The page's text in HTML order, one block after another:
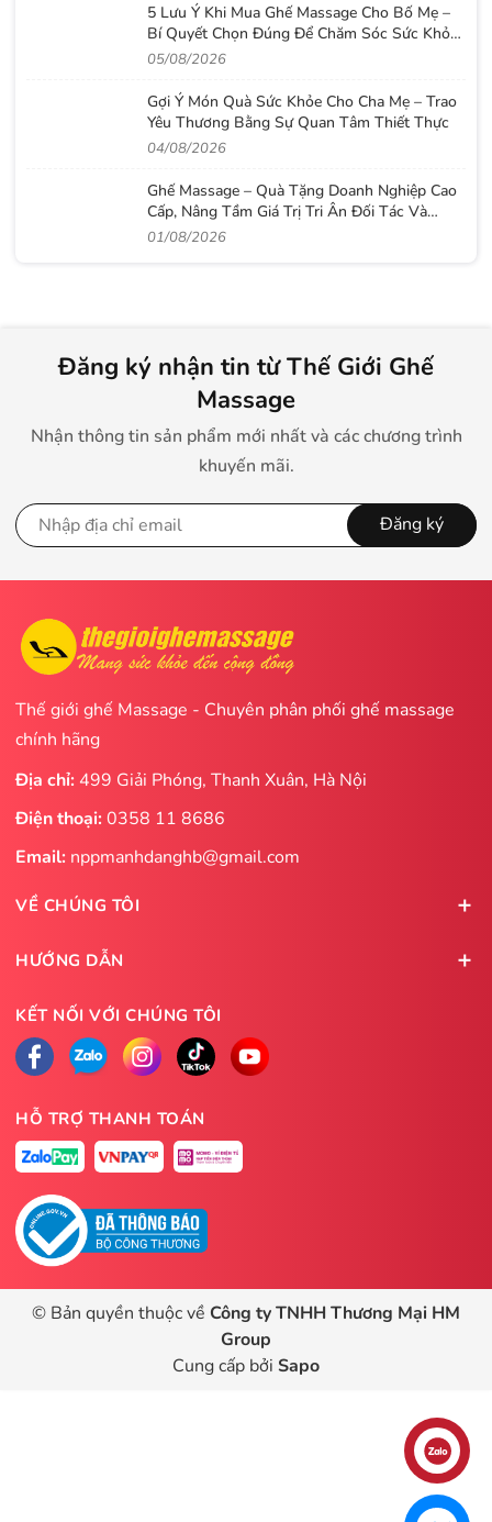
5 Lưu Ý Khi Mua Ghế Massage Cho Bố Mẹ –
Bí Quyết Chọn Đúng Để Chăm Sóc Sức Khỏe
Lâu Dài
05/08/2026
Gợi Ý Món Quà Sức Khỏe Cho Cha Mẹ – Trao
Yêu Thương Bằng Sự Quan Tâm Thiết Thực
04/08/2026
Ghế Massage – Quà Tặng Doanh Nghiệp Cao
Cấp, Nâng Tầm Giá Trị Tri Ân Đối Tác Và
Nhân Viên
01/08/2026
Đăng ký nhận tin từ Thế Giới Ghế
Massage
Nhận thông tin sản phẩm mới nhất và các chương trình
khuyến mãi.
Đăng ký
Thế giới ghế Massage - Chuyên phân phối ghế massage
chính hãng
Địa chỉ: 499 Giải Phóng, Thanh Xuân, Hà Nội
Điện thoại:0358 11 8686
Email: nppmanhdanghb@gmail.com
VỀ CHÚNG TÔI
HƯỚNG DẪN
KẾT NỐI VỚI CHÚNG TÔI
HỖ TRỢ THANH TOÁN
© Bản quyền thuộc về Công ty TNHH Thương Mại HM
Group
Cung cấp bởi Sapo
Liên hệ